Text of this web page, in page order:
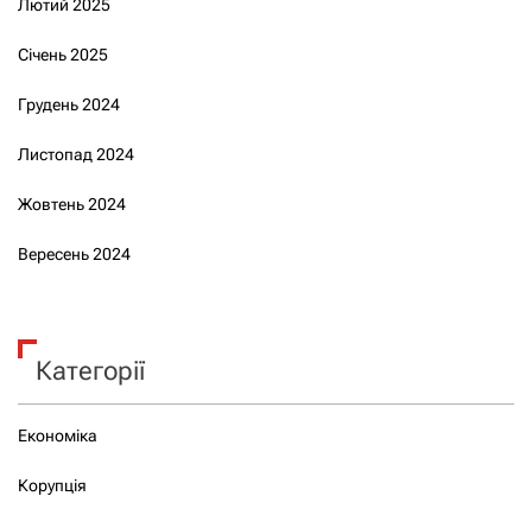
Лютий 2025
Січень 2025
Грудень 2024
Листопад 2024
Жовтень 2024
Вересень 2024
Категорії
Економіка
Корупція